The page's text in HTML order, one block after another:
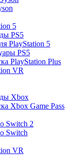
5
PS5
PlayStation 5
PS5
PlayStation Plus
VR
Xbox
Xbox Game Pass
Switch 2
Switch
VR